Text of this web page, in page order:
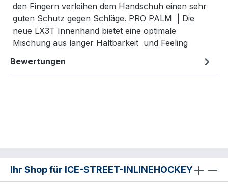
den Fingern verleihen dem Handschuh einen sehr
guten Schutz gegen Schläge. PRO PALM | Die
neue LX3T Innenhand bietet eine optimale
Mischung aus langer Haltbarkeit und Feeling
Bewertungen
Ihr Shop für ICE-STREET-INLINEHOCKEY